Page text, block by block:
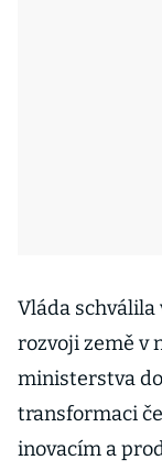
Vláda
rozvoji země v
ministerstva
transformaci
inovacím a